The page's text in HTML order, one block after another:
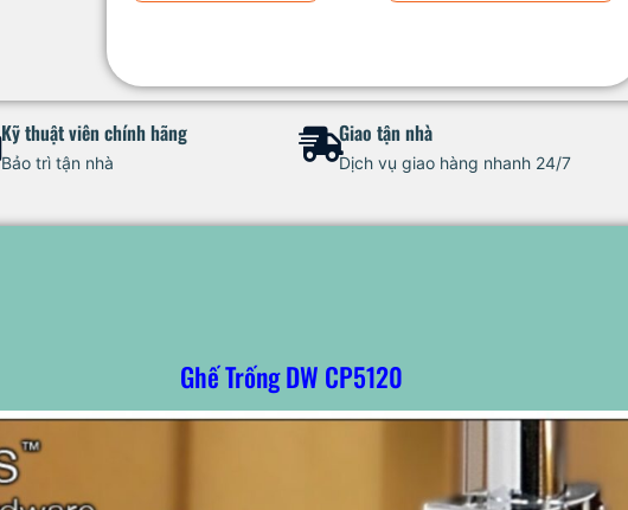
Kỹ thuật viên chính hãng
Bảo trì tận nhà
Giao tận nhà
Dịch vụ giao hàng nhanh 24/7
Ghế Trống DW CP5120